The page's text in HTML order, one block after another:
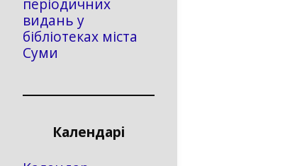
періодичних
видань у
бібліотеках міста
Суми
Календарі